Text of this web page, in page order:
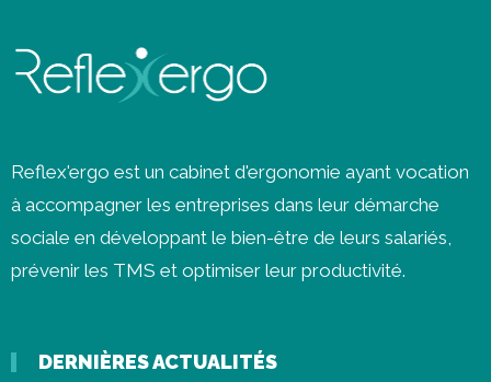
Reflex'ergo est un cabinet d'ergonomie ayant vocation
à accompagner les entreprises dans leur démarche
sociale en développant le bien-être de leurs salariés,
prévenir les TMS et optimiser leur productivité.
DERNIÈRES ACTUALITÉS